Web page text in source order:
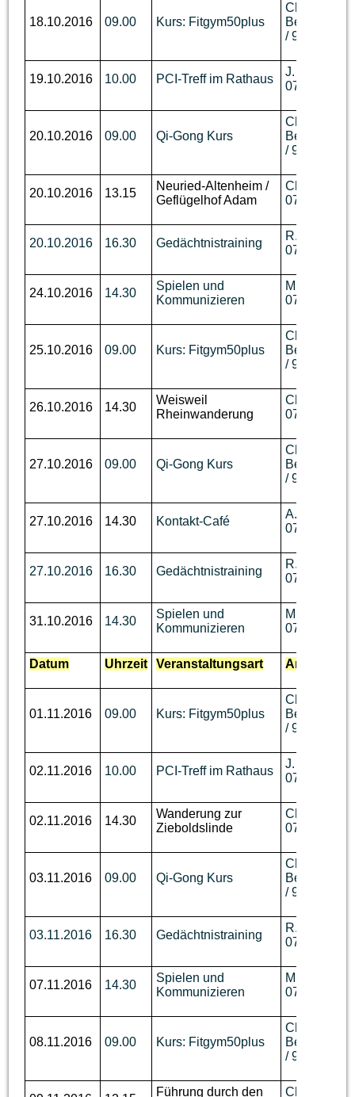
18.10.2016 09.00 Kurs: Fitgym50plus
Ch.
Berger,
/ 93 62 736
19.10.2016 10.00 PCI-Treff im Rathaus
J.
07644 / 89
20.10.2016 09.00 Qi-Gong Kurs
Ch.
Berger,
/ 93 62 736
20.10.2016 13.15
Neuried-Altenheim /
Geflügelhof Adam
Ch. Benzin,
07644 /
20.10.2016 16.30 Gedächtnistraining
R. Wüst,Tel.
07644 / 910
24.10.2016 14.30
Spielen und
Kommunizieren
M. Disch,
07644 / 92
25.10.2016 09.00 Kurs: Fitgym50plus
Ch.
Berger,
/ 93 62 736
26.10.2016 14.30
Weisweil
Rheinwanderung
Ch. Benzin,
07644 /
27.10.2016 09.00 Qi-Gong Kurs
Ch.
Berger,
/ 93 62 736
27.10.2016 14.30 Kontakt-Café
A.
07643 /
27.10.2016 16.30 Gedächtnistraining
R. Wüst,Tel.
07644 / 910
31.10.2016 14.30
Spielen und
Kommunizieren
M. Disch,
07644 / 92
Datum Uhrzeit Veranstaltungsart
01.11.2016 09.00 Kurs: Fitgym50plus
Ch.
Berger,
/ 93 62 736
02.11.2016 10.00 PCI-Treff im Rathaus
J.
07644 / 89
02.11.2016 14.30
Wanderung zur
Zieboldslinde
Ch. Benzin,
07644 /
03.11.2016 09.00 Qi-Gong Kurs
Ch.
Berger,
/ 93 62 736
03.11.2016 16.30 Gedächtnistraining
R. Wüst,Tel.
07644 / 910
07.11.2016 14.30
Spielen und
Kommunizieren
M. Disch,
07644 / 92
08.11.2016 09.00 Kurs: Fitgym50plus
Ch.
Berger,
/ 93 62 736
Führung durch den Ch. Benzin,